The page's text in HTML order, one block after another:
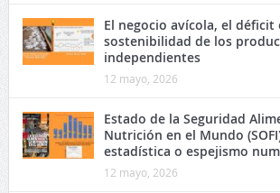
El negocio avícola, el déficit
sostenibilidad de los
independientes
12 mayo, 2026
Estado de la Seguridad
Nutrición en el Mundo
estadística o espejismo
12 mayo, 2026